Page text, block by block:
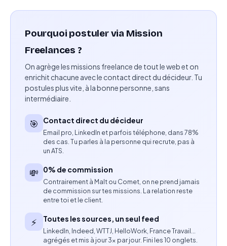
Amélioration de la cohérence et du
positionnement premium de l’image de marque
Analyse des tendances du marché et des
stratégiques
Identification des leviers de croissance et
formulation de recommandations stratégiques
Accompagnement du développement de
partenariats et collaborations
Compétences attendues
Formation en école de commerce, marketing ou
communication
Expérience d’au moins 3 ans en stratégie de
ou partenariats
Expérience dans les secteurs beauté, luxe, lifestyle
Pourquoi postuler via Mission
Freelances ?
On agrège les missions freelance de tout le web et on
enrichit chacune avec le contact direct du décideur. Tu
postules plus vite, à la bonne personne, sans
intermédiaire.
🎯 Contact direct du décideur
Email pro, LinkedIn et parfois téléphone, dans 78%
des cas. Tu parles à la personne qui recrute, pas à
un ATS.
💸 0% de commission
Contrairement à Malt ou Comet, on ne prend jamais
de commission sur tes missions. La relation reste
entre toi et le client.
⚡ Toutes les sources, un seul feed
LinkedIn, Indeed, WTTJ, HelloWork, France Travail…
agrégés et mis à jour 3× par jour. Fini les 10 onglets.